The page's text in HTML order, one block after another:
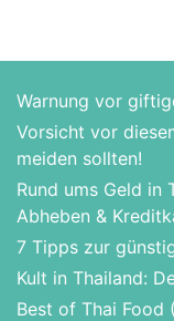
Warnung vor
Vorsicht vor
meiden sollten!
Rund ums Geld in
Abheben &
7 Tipps zur
Kult in Thailand:
Best of Thai Food